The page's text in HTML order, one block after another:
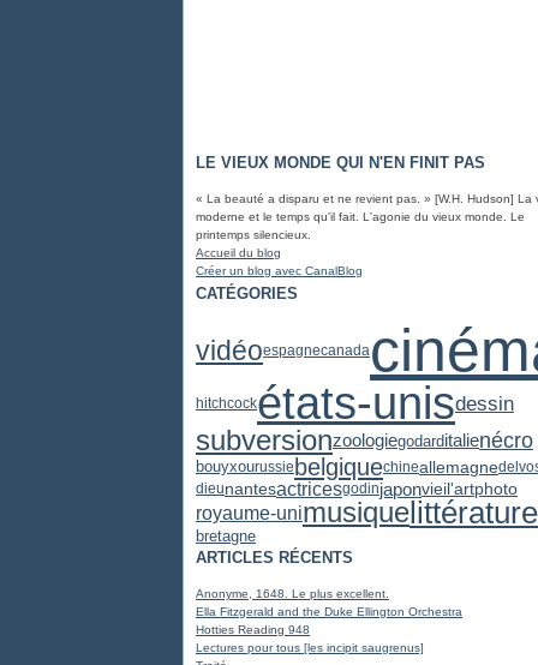
LE VIEUX MONDE QUI N'EN FINIT PAS
« La beauté a disparu et ne revient pas. » [W.H. Hudson] La
moderne et le temps qu'il fait. L'agonie du vieux monde. Le
printemps silencieux.
Accueil du blog
Créer un blog avec CanalBlog
CATÉGORIES
vidéoespagnecanada
hitchcockétats-unisdessin
subversionzoologiegodarditalienécro
bouyxourussie belgiquechineallemagne
dieunantesactricesgodinjaponvieil'artphoto
royaume-unimusique littérature
bretagne
ARTICLES RÉCENTS
Anonyme, 1648. Le plus excellent.
Ella Fitzgerald and the Duke Ellington Orchestra
Hotties Reading 948
Lectures pour tous [les incipit saugrenus]